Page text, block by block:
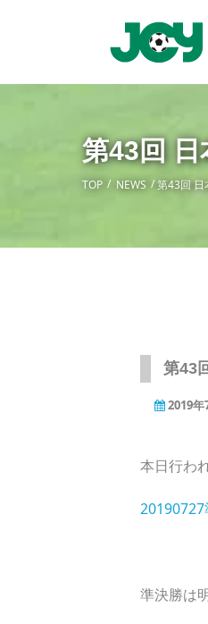
第43回
TOP NEWS 第43回
第43
2019年
本日行わ
準決勝は